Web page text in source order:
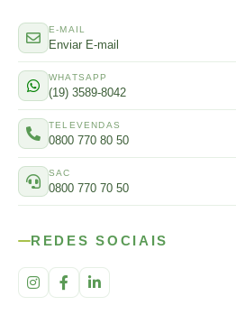
E-MAIL
Enviar E-mail
WHATSAPP
(19) 3589-8042
TELEVENDAS
0800 770 80 50
SAC
0800 770 70 50
REDES SOCIAIS